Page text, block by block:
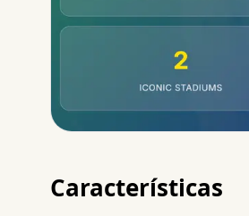
Características